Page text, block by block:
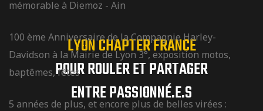
mémorable à Diemoz - Ain
100 ème Anniversaire de la Compagnie Harley-
Davidson à la Mairie de Lyon 3°, exposition motos,
baptêmes, fêtes
5 années de plus, et encore plus de belles virées :
LYON CHAPTER FRANCE
POUR ROULER ET PARTAGER
ENTRE PASSIONNÉ.E.S